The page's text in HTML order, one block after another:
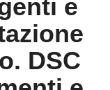
e
DSC